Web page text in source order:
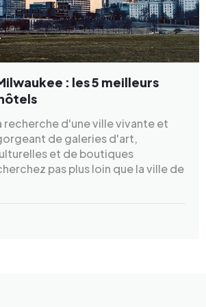
: les 5 meilleurs
recherche d'une ville vivante et
de galeries d'art,
et de boutiques
pas plus loin que la ville de